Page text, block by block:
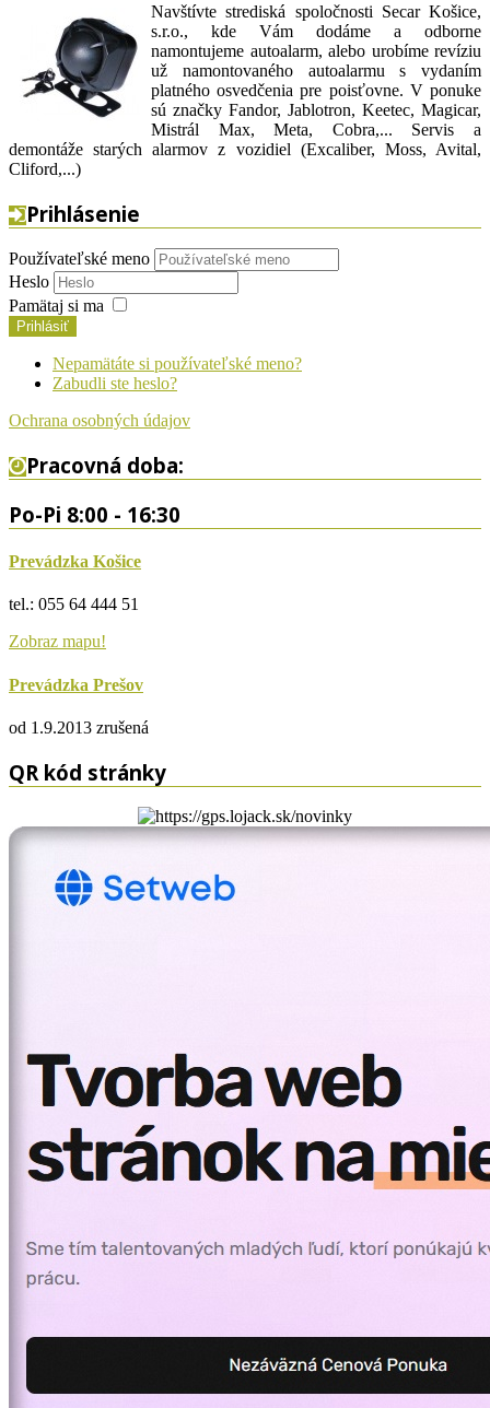
Navštívte strediská spoločnosti Secar Košice,
s.r.o., kde Vám dodáme a odborne
namontujeme autoalarm, alebo urobíme revíziu
už namontovaného autoalarmu s vydaním
platného osvedčenia pre poisťovne. V ponuke
sú značky Fandor, Jablotron, Keetec, Magicar,
Mistrál Max, Meta, Cobra,... Servis a
demontáže starých alarmov z vozidiel (Excaliber, Moss, Avital,
Cliford,...)
Prihlásenie
Používateľské meno
Heslo
Pamätaj si ma
Prihlásiť
Nepamätáte si používateľské meno?
Zabudli ste heslo?
Ochrana osobných údajov
Pracovná doba:
Po-Pi 8:00 - 16:30
Prevádzka Košice
tel.: 055 64 444 51
Zobraz mapu!
Prevádzka Prešov
od 1.9.2013 zrušená
QR kód stránky